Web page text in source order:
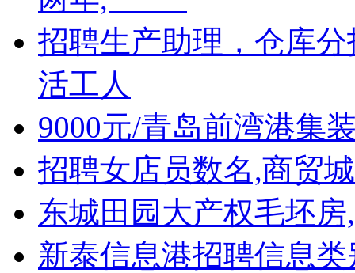
招聘生产助理，仓库
活工人
9000元/青岛前湾港集
招聘女店员数名,商贸
东城田园大产权毛坯
新泰信息港招聘信息